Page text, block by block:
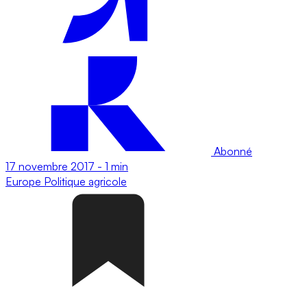
Abonné
17 novembre 2017 - 1 min
Europe Politique agricole